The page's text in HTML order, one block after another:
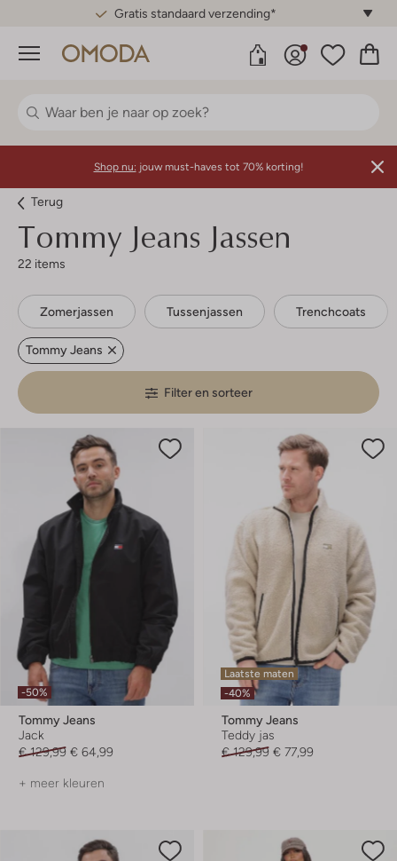
Gratis standaard verzending*
Menu
Shop nu: jouw must-haves tot 70% korting!
Terug
Tommy Jeans Jassen
22 items
Zomerjassen Tussenjassen Trenchcoats
Tommy Jeans
Filter en sorteer
-50%
Tommy Jeans
Jack
€ 129,99 € 64,99
+ meer kleuren
Laatste maten
-40%
Tommy Jeans
Teddy jas
€ 129,99 € 77,99